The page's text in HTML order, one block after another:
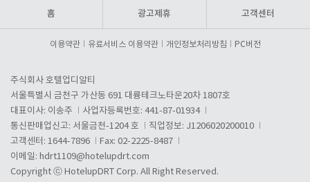
홈 광고제휴 고객센터
이용약관 유료서비스 이용약관 개인정보처리방침 PC버전
주식회사 호텔업디알티
서울특별시 금천구 가산동 691 대륭테크노타운20차 1807호
대표이사: 이송주
사업자등록번호: 441-87-01934
통신판매업신고: 서울금천-1204 호
직업정보: J1206020200010
고객센터: 1644-7896
Fax: 02-2225-8487
이메일: hdrt1109@hotelupdrt.com
Copyright ⓒ HotelupDRT Corp. All Right Reserved.